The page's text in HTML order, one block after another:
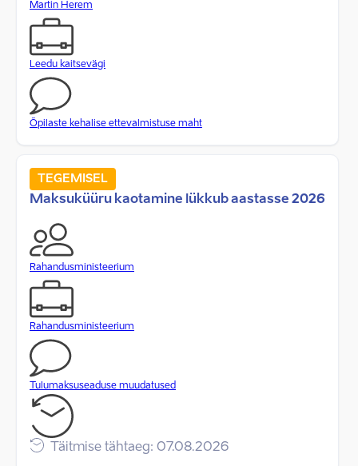
Martin Herem
Leedu kaitsevägi
Õpilaste kehalise ettevalmistuse maht
TEGEMISEL
Maksuküüru kaotamine lükkub aastasse 2026
Rahandusministeerium
Rahandusministeerium
Tulumaksuseaduse muudatused
Täitmise tähtaeg: 07.08.2026